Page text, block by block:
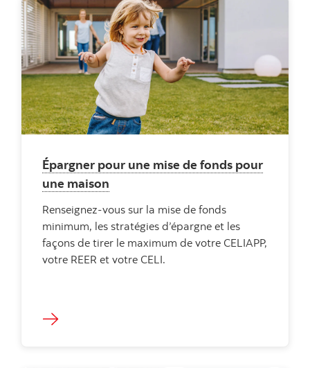
Épargner pour une mise de fonds pour
une maison
Renseignez-vous sur la mise de fonds
minimum, les stratégies d’épargne et les
façons de tirer le maximum de votre CELIAPP,
votre REER et votre CELI.